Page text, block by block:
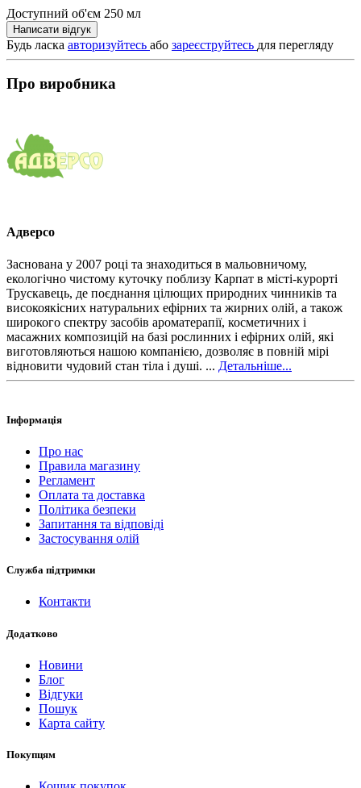
Доступний об'єм 250 мл
Написати відгук
Будь ласка авторизуйтесь або зареєструйтесь для перегляду
Про виробника
Адверсо
Заснована у 2007 році та знаходиться в мальовничому,
екологічно чистому куточку поблизу Карпат в місті-курорті
Трускавець, де поєднання цілющих природних чинників та
високоякісних натуральних ефірних та жирних олій, а також
широкого спектру засобів ароматерапії, косметичних і
масажних композицій на базі рослинних і ефірних олій, які
виготовляються нашою компанією, дозволяє в повній мірі
відновити чудовий стан тіла і душі. ... Детальніше...
Інформація
Про нас
Правила магазину
Регламент
Оплата та доставка
Політика безпеки
Запитання та відповіді
Застосування олій
Служба підтримки
Контакти
Додатково
Новини
Блог
Відгуки
Пошук
Карта сайту
Покупцям